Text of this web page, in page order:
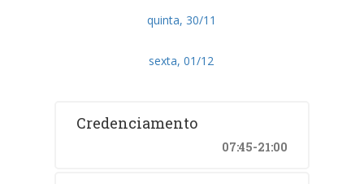
quinta, 30/11
sexta, 01/12
Credenciamento
07:45-21:00